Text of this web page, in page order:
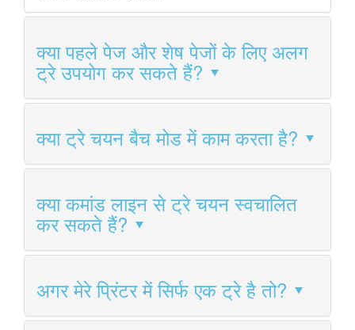
क्या पहले पेज और शेष पेजों के लिए अलग
ट्रे उपयोग कर सकते हैं?
क्या ट्रे चयन बैच मोड में काम करता है?
क्या कमांड लाइन से ट्रे चयन स्वचालित
कर सकते हैं?
अगर मेरे प्रिंटर में सिर्फ एक ट्रे है तो?